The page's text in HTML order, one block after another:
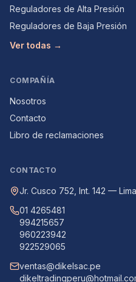
Reguladores de Alta Presión
Reguladores de Baja Presión
Ver todas →
COMPAÑÍA
Nosotros
Contacto
Libro de reclamaciones
CONTACTO
Jr. Cusco 752, Int. 142 —
01 4265481
994215657
960223942
922529065
ventas@dikelsac.pe